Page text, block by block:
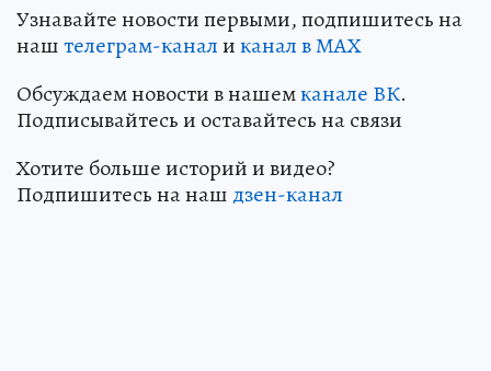
Узнавайте новости первыми, подпишитесь на
наштелеграм-каналиканал в МАХ
Обсуждаем новости в нашемканале ВК.
Подписывайтесь и оставайтесь на связи
Хотите больше историй и видео?
Подпишитесь на наш дзен-канал